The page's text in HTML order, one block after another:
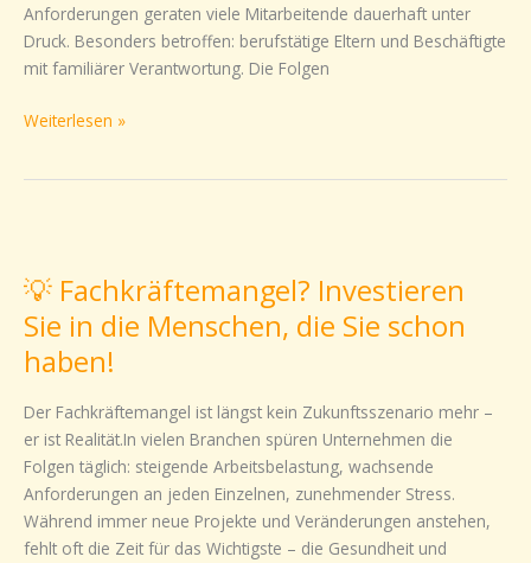
Anforderungen geraten viele Mitarbeitende dauerhaft unter
Druck. Besonders betroffen: berufstätige Eltern und Beschäftigte
mit familiärer Verantwortung. Die Folgen
Weiterlesen »
💡 Fachkräftemangel? Investieren
Sie in die Menschen, die Sie schon
haben!
Der Fachkräftemangel ist längst kein Zukunftsszenario mehr –
er ist Realität.In vielen Branchen spüren Unternehmen die
Folgen täglich: steigende Arbeitsbelastung, wachsende
Anforderungen an jeden Einzelnen, zunehmender Stress.
Während immer neue Projekte und Veränderungen anstehen,
fehlt oft die Zeit für das Wichtigste – die Gesundheit und
Investieren
Sie
in
die
die
Sie
schon
haben!